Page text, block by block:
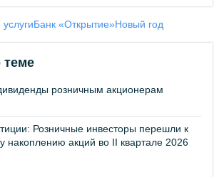
Банк «Открытие»Новый год
теме
розничным акционерам
Розничные инвесторы перешли к
накоплению акций во II квартале 2026